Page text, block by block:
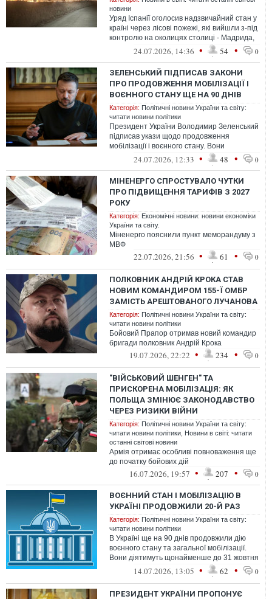
новини
Уряд Іспанії оголосив надзвичайний стан у
країні через лісові пожежі, які вийшли з-під
контролю на околицях столиці - Мадрида,
що призвело до евакуаці...
24.07.2026, 14:36 • 54 • 0
ЗЕЛЕНСЬКИЙ ПІДПИСАВ ЗАКОНИ
ПРО ПРОДОВЖЕННЯ МОБІЛІЗАЦІЇ І
ВОЄННОГО СТАНУ ЩЕ НА 90 ДНІВ
Категорія: Політичні новини України та світу:
читати новини політики
Президент України Володимир Зеленський
підписав укази щодо продовження
мобілізації і воєнного стану. Вони
діятимуть щонайменше до 31 жовтня 2026
24.07.2026, 12:33 • 48 • 0
МІНЕНЕРГО СПРОСТУВАЛО ЧУТКИ
ПРО ПІДВИЩЕННЯ ТАРИФІВ З 2027
РОКУ
Категорія: Економічні новини: новини економіки
України та світу.
Міненерго пояснили пункт меморандуму з
МВФ
22.07.2026, 21:56 • 61 • 0
ПОЛКОВНИК АНДРІЙ КРОКА СТАВ
НОВИМ КОМАНДИРОМ 155-Ї ОМБР
ЗАМІСТЬ АРЕШТОВАНОГО ЛУЧАНОВА
Категорія: Політичні новини України та світу:
читати новини політики
Бойовий Прапор отримав новий командир
бригади полковник Андрій Крока
19.07.2026, 22:22 • 234 • 0
"ВІЙСЬКОВИЙ ШЕНГЕН" ТА
ПРИСКОРЕНА МОБІЛІЗАЦІЯ: ЯК
ПОЛЬЩА ЗМІНЮЄ ЗАКОНОДАВСТВО
ЧЕРЕЗ РИЗИКИ ВІЙНИ
Категорія: Політичні новини України та світу:
читати новини політики Новини в світі: читати
останні світові новини
Армія отримає особливі повноваження ще
до початку бойових дій
16.07.2026, 19:57 • 207 • 0
ВОЄННИЙ СТАН І МОБІЛІЗАЦІЮ В
УКРАЇНІ ПРОДОВЖИЛИ 20-Й РАЗ
Категорія: Політичні новини України та світу:
читати новини політики
В Україні ще на 90 днів продовжили дію
воєнного стану та загальної мобілізації.
Вони діятимуть щонайменше до 31 жовтня
2026 року.14.07.2026, 13:05 • 62 • 0
ПРЕЗИДЕНТ УКРАЇНИ ПРОПОНУЄ